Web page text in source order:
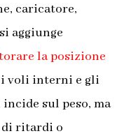
caricatore,
aggiunge
la posizione
voli interni e gli
sul peso, ma
di ritardi o